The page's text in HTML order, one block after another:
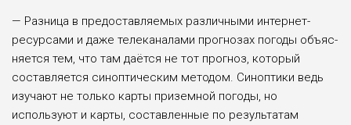
— Разница в предоставляемых раз­личными интернет-
ресурсами и даже телеканалами прогнозах погоды объяс­
няется тем, что там даётся не тот про­гноз, который
составляется синопти­ческим методом. Синоптики ведь
изу­чают не только карты приземной пого­ды, но
используют и карты, составлен­ные по результатам